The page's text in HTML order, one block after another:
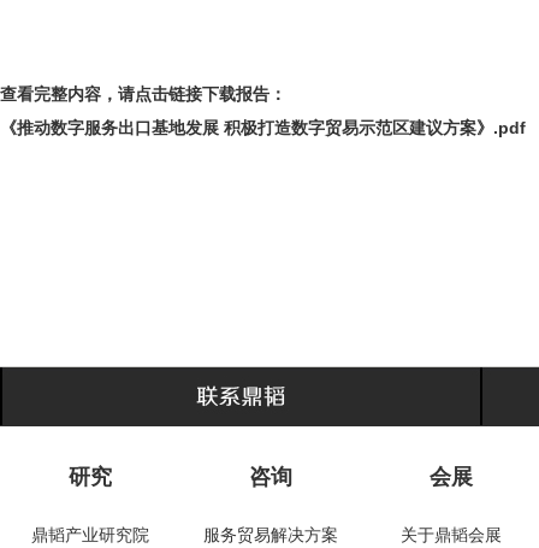
查看完整内容，请点击链接下载报告：
《推动数字服务出口基地发展 积极打造数字贸易示范区建议方案》.pdf
研究
鼎韬产业研究院
咨询
服务贸易解决方案
会展
关于鼎韬会展